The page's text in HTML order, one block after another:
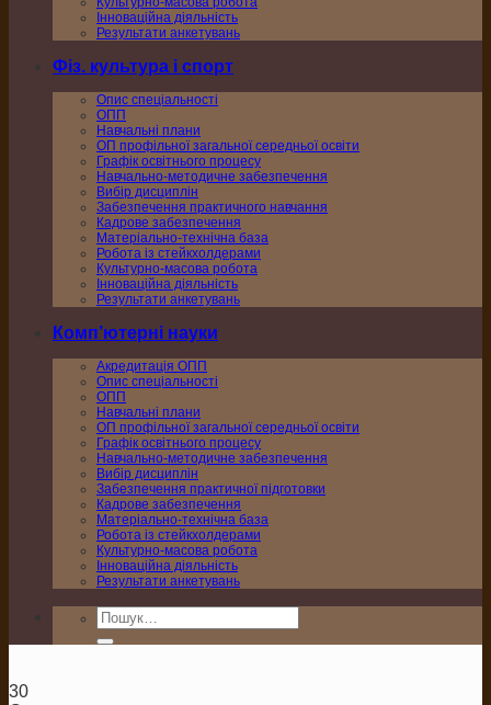
Інноваційна діяльність
Результати анкетувань
Фіз. культура і спорт
Опис спеціальності
ОПП
Навчальні плани
ОП профільної загальної середньої освіти
Графік освітнього процесу
Навчально-методичне забезпечення
Вибір дисциплін
Забезпечення практичного навчання
Кадрове забезпечення
Матеріально-технічна база
Робота із стейкхолдерами
Культурно-масова робота
Інноваційна діяльність
Результати анкетувань
Комп’ютерні науки
Акредитація ОПП
Опис спеціальності
ОПП
Навчальні плани
ОП профільної загальної середньої освіти
Графік освітнього процесу
Навчально-методичне забезпечення
Вибір дисциплін
Забезпечення практичної підготовки
Кадрове забезпечення
Матеріально-технічна база
Робота із стейкхолдерами
Культурно-масова робота
Інноваційна діяльність
Результати анкетувань
Шукати:
30